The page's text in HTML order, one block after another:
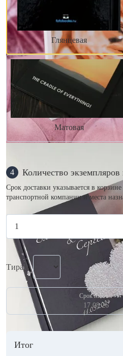
Глянцевая
Матовая
4 Количество экземпляров
Срок доставки указывается в
транспортной компании и места
Тираж
Срок изгот.
17.08.26
Итог